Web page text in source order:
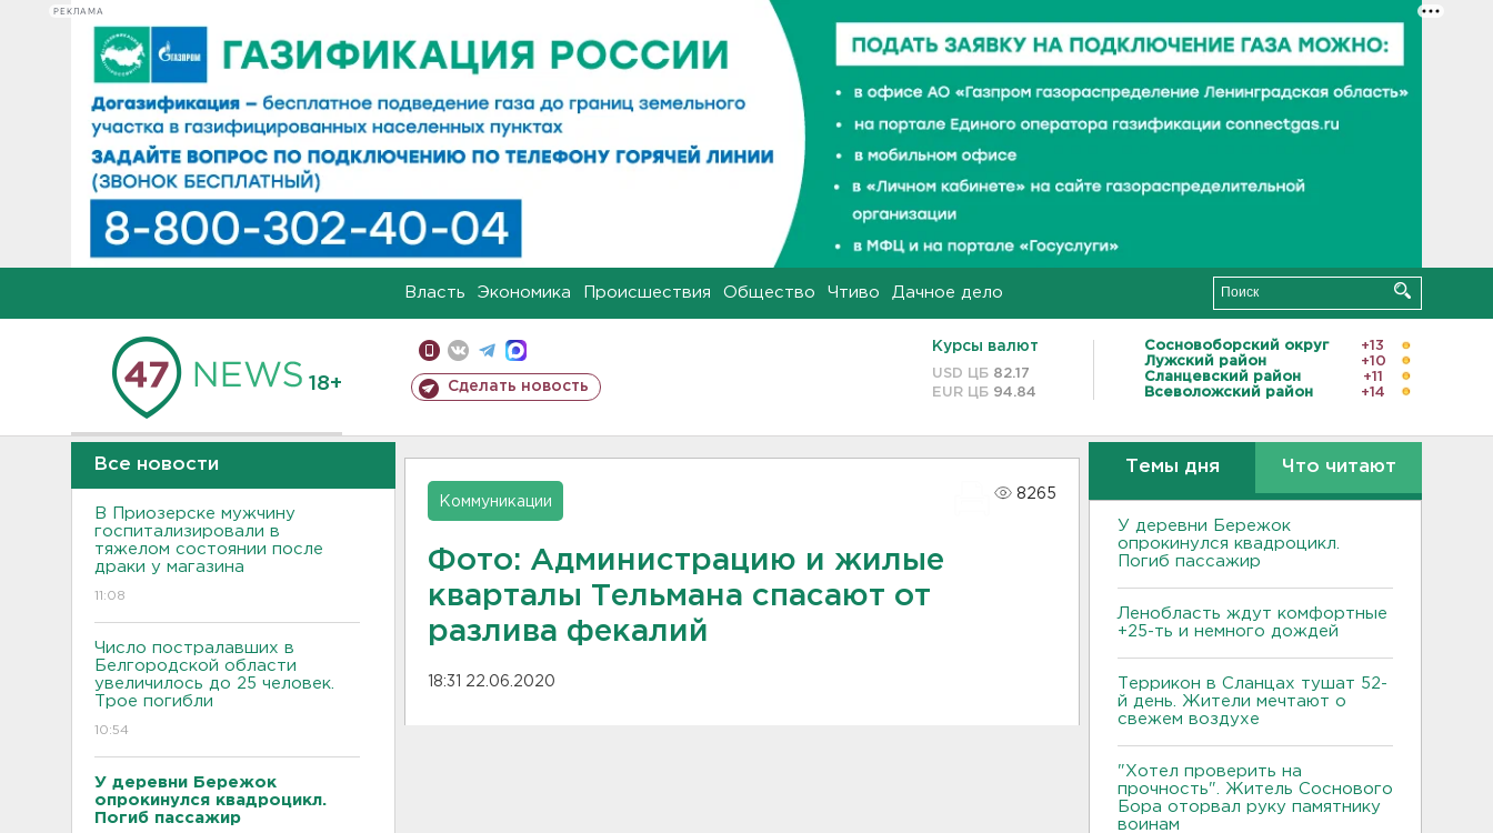
РЕКЛАМА
Власть Экономика Происшествия Общество Чтиво Дачное дело
18+ Сделать новость
Курсы валют
USD ЦБ 82.17
EUR ЦБ 94.84
Сосновоборский округ
+13
Лужский район
+10
Сланцевский район
+11
Всеволожский район
+14
Все новости
В Приозерске мужчину
госпитализировали в
тяжелом состоянии после
драки у магазина
11:08
Число постралавших в
Белгородской области
увеличилось до 25 человек.
Трое погибли
10:54
У деревни Бережок
опрокинулся квадроцикл.
Погиб пассажир
Коммуникации
8265
Фото: Администрацию и жилые
кварталы Тельмана спасают от
разлива фекалий
18:31 22.06.2020
Темы дня Что читают
У деревни Бережок
опрокинулся квадроцикл.
Погиб пассажир
Ленобласть ждут комфортные
+25-ть и немного дождей
Террикон в Сланцах тушат 52-
й день. Жители мечтают о
свежем воздухе
"Хотел проверить на
прочность". Житель Соснового
Бора оторвал руку памятнику
воинам